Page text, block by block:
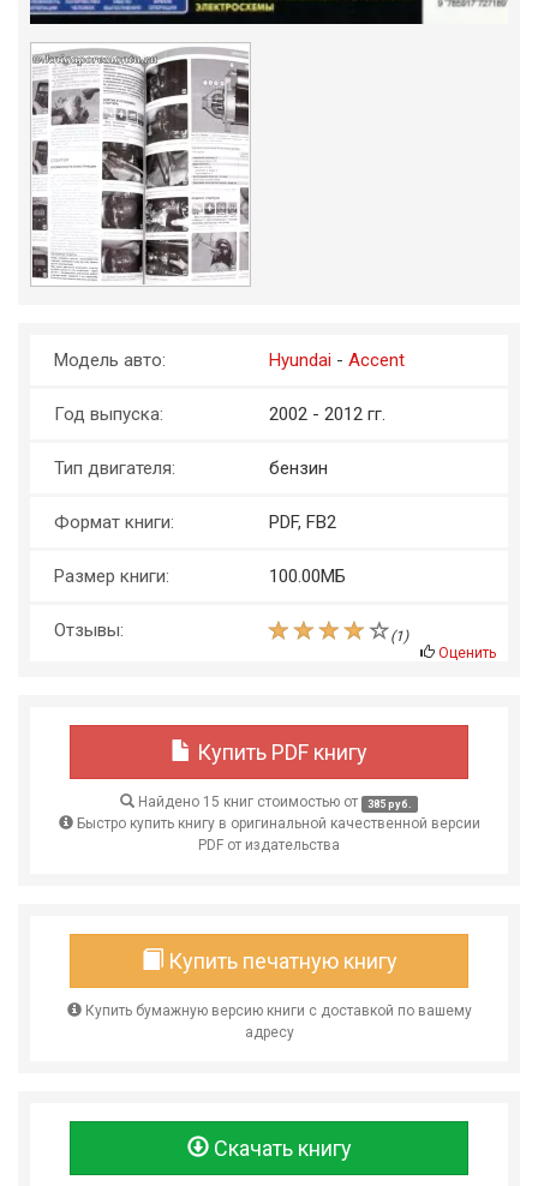
Модель авто: Hyundai - Accent
Год выпуска: 2002 - 2012 гг.
Тип двигателя: бензин
Формат книги: PDF, FB2
Размер книги: 100.00МБ
Отзывы: (1)
Оценить
Купить PDF книгу
Найдено 15 книг стоимостью от 385 руб.
Быстро купить книгу в оригинальной качественной версии
PDF от издательства
Купить печатную книгу
Купить бумажную версию книги с доставкой по вашему
адресу
Скачать книгу